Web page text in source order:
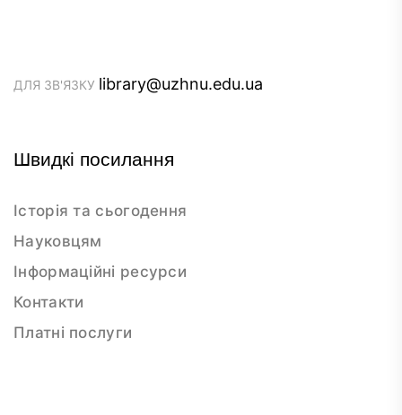
ДЛЯ ЗВ'ЯЗКУ library@uzhnu.edu.ua
Швидкі посилання
Історія та сьогодення
Науковцям
Інформаційні ресурси
Контакти
Платні послуги